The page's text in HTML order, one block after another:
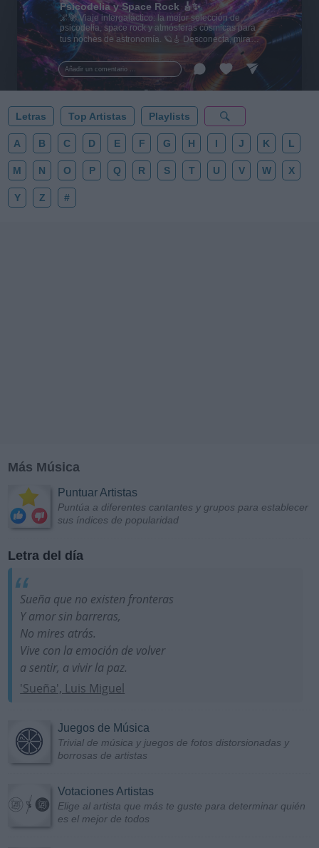
Añadir un comentario ...
Psicodelia y Space Rock 🎸✨
🌌🚀 Viaje intergaláctico: la mejor selección de
psicodelia, space rock y atmósferas cósmicas para
tus noches de astronomía. 🪐🎸 Desconecta, mira
al firmamento y siente la gravedad cero. 💾 ¡Guarda
esta colección para tu próxima noche estrellada!
✨⭐
Letras Top Artistas Playlists
A B C D E F G H I J K L
M N O P Q R S T U V W X
Y Z #
Más Música
Puntuar Artistas
Puntúa a diferentes cantantes y grupos para establecer
sus índices de popularidad
Letra del día
Sueña que no existen fronteras
Y amor sin barreras,
No mires atrás.
Vive con la emoción de volver
a sentir, a vivir la paz.
'Sueña', Luis Miguel
Juegos de Música
Trivial de música y juegos de fotos distorsionadas y
borrosas de artistas
Votaciones Artistas
Elige al artista que más te guste para determinar quién
es el mejor de todos